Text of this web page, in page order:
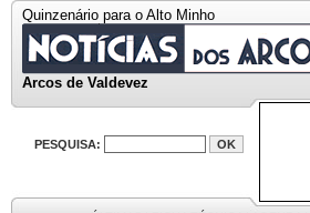
Quinzenário para o Alto Minho
Arcos de Valdevez
PESQUISA: